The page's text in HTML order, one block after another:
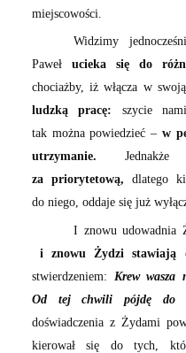
miejscowości.
Widzimy
Paweł ucieka się do
chociażby, iż włącza w
ludzką pracę: szycie
tak można powiedzieć – w
utrzymanie.
za priorytetową, dlatego
do niego, oddaje się już
I znowu udowadnia
i znowu Żydzi stawiają
stwierdzeniem: Krew wasza
Od tej chwili pójdę do
doświadczenia z Żydami
kierował się do tych,